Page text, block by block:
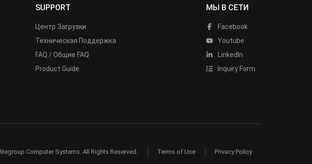
SUPPORT
Центр Загрузки
Техническая Поддержка
FAQ / Общие FAQ
Product Guide
МЫ В СЕТИ
Facebook
Youtube
LinkedIn
Inquiry Form
Computer Systems. All Rights Reserved. Terms of Use Privacy Policy